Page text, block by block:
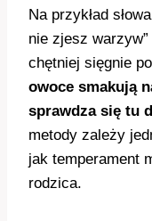
Na przykład
nie zjesz
chętniej sięgnie
owoce smakują
sprawdza się tu
metody zależy
jak temperament
rodzica.